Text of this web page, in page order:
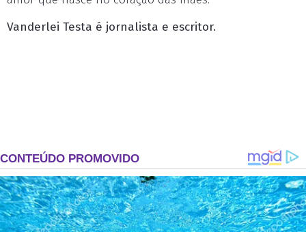
Vanderlei Testa é jornalista e escritor.